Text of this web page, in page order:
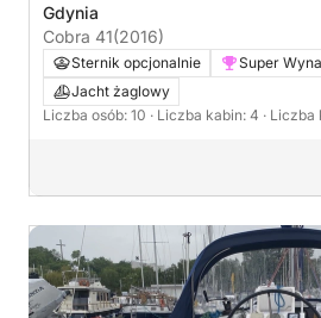
Gdynia
Cobra 41(2016)
Sternik opcjonalnie
Super
Jacht żaglowy
Liczba osób: 10 · Liczba kabin: 4 · Liczba